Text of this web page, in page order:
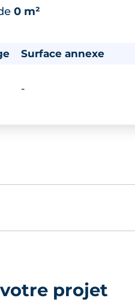
0 m²
Surface annexe
-
projet